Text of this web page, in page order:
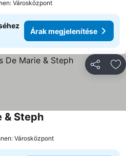
Városközpont
Árak megjelenítése
& StephÁrak megjelenítése
Városközpont